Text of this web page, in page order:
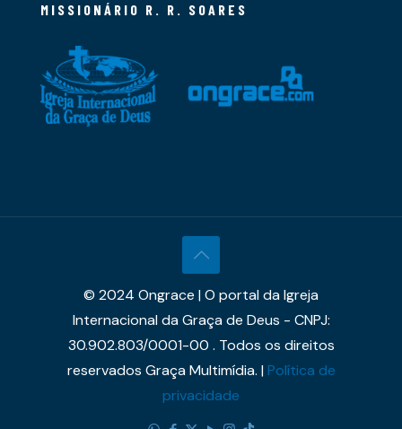
MISSIONÁRIO R. R. SOARES
© 2024 Ongrace | O portal da Igreja
Internacional da Graça de Deus - CNPJ:
30.902.803/0001-00 . Todos os direitos
reservados Graça Multimídia. |Política de
privacidade